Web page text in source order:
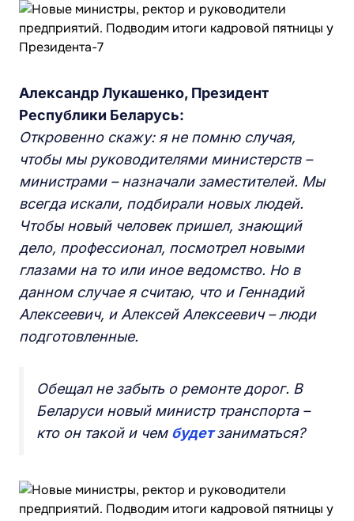
Александр Лукашенко, Президент
Республики Беларусь:
Откровенно скажу: я не помню случая,
чтобы мы руководителями министерств –
министрами – назначали заместителей. Мы
всегда искали, подбирали новых людей.
Чтобы новый человек пришел, знающий
дело, профессионал, посмотрел новыми
глазами на то или иное ведомство. Но в
данном случае я считаю, что и Геннадий
Алексеевич, и Алексей Алексеевич – люди
подготовленные.
Обещал не забыть о ремонте дорог. В
Беларуси новый министр транспорта –
кто он такой и чем будет заниматься?